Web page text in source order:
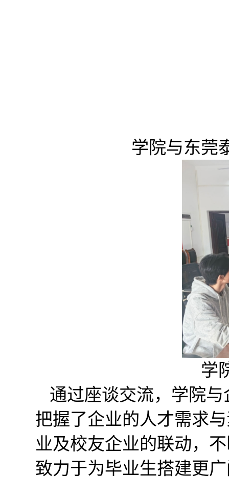
学院与东莞
学
通过座谈交流，学院
把握了企业的人才需求
业及校友企业的联动，
致力于为毕业生搭建更